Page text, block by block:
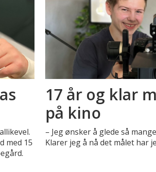
med 15
17 år og klar
på kino
– Jeg ønsker å glede så
Klarer jeg å nå det målet har